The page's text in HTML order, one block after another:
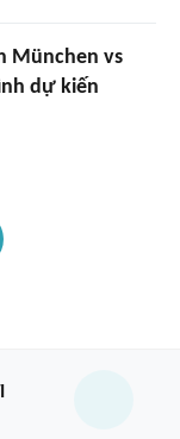
München vs
dự kiến